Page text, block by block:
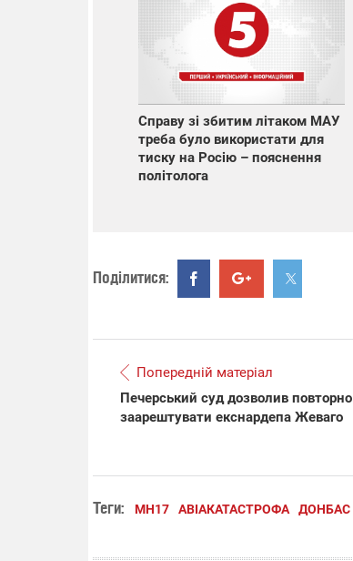
Справу зі збитим літаком МАУ
треба було використати для
тиску на Росію – пояснення
політолога
Поділитися:
Попередній матеріал
Печерський суд дозволив повторно
заарештувати екснардепа Жеваго
Теги: MH17 АВІАКАТАСТРОФА ДОНБАС